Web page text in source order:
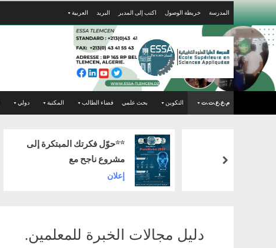
Skip
to
content
المدرسة خريطة الوصول اكتب إلى المدير البريد العربية
م.ع.ع.ت.ت التكوين بحث علمي فضاء الطالب المكتبة دولي
**حوّل فكرتك المبتكرة إلى
مشروع ناجح مع
ProtoMarket 2026!**
إعلان
next
دليل مجالات الخبرة للمعلمين.